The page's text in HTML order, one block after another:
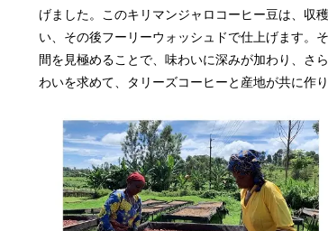
げました。このキリマンジャロコーヒー豆は、収
い、その後フーリーウォッシュドで仕上げます。
間を見極めることで、味わいに深みが加わり、さ
わいを求めて、タリーズコーヒーと産地が共に作